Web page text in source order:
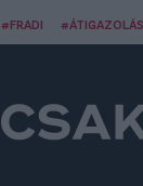
#FRADI